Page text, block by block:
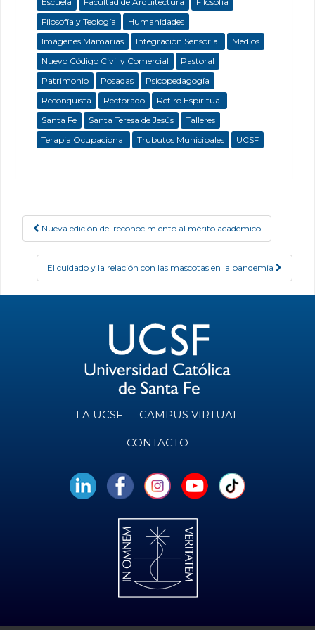
Filosofía y Teología
Humanidades
Imágenes Mamarias
Integración Sensorial
Medios
Nuevo Código Civil y Comercial
Pastoral
Patrimonio
Posadas
Psicopedagogía
Reconquista
Rectorado
Retiro Espiritual
Santa Fe
Santa Teresa de Jesús
Talleres
Terapia Ocupacional
Trubutos Municipales UCSF
Post navigation
Nueva edición del reconocimiento al mérito académico
El cuidado y la relación con las mascotas en la pandemia
LA UCSF CAMPUS VIRTUAL
CONTACTO